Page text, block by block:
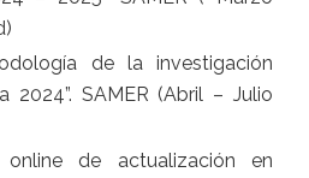
de la investigación
2024”. SAMER (Abril – Julio
online de actualización en